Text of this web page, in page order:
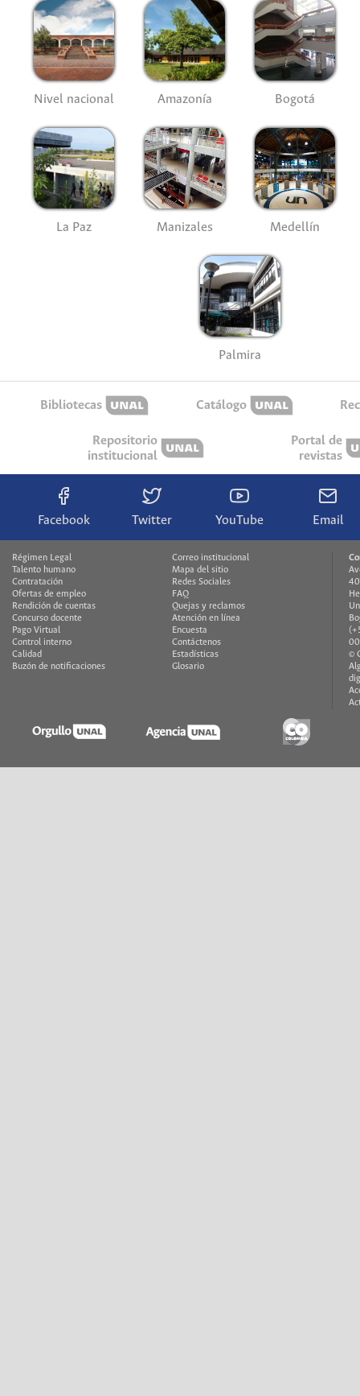
Nivel nacional Amazonía Bogotá
La Paz Manizales Medellín
Palmira
Bibliotecas Catálogo
Repositorio
institucional
Portal de
revistas
Facebook Twitter YouTube Email
Régimen Legal
Talento humano
Contratación
Ofertas de empleo
Rendición de cuentas
Concurso docente
Pago Virtual
Control interno
Calidad
Buzón de notificaciones
Correo institucional
Mapa del sitio
Redes Sociales
FAQ
Quejas y reclamos
Atención en línea
Encuesta
Contáctenos
Estadísticas
Glosario
©